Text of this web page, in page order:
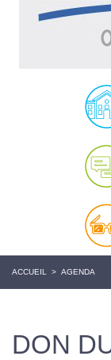
ACCUEIL > AGENDA
DON